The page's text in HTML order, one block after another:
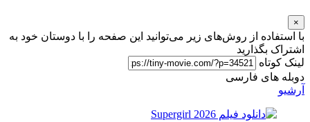
×
با استفاده از روش‌های زیر می‌توانید این صفحه را با دوستان خود به
اشتراک بگذارید
لینک کوتاه
دوبله های فارسی
آرشیو